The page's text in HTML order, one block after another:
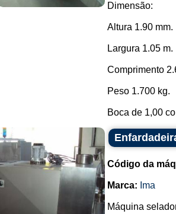
Dimensão:
Altura 1.90 mm.
Largura 1.05 m.
Comprimento
Peso 1.700 kg.
Boca de 1,00
Código da
Marca: Ima
Máquina